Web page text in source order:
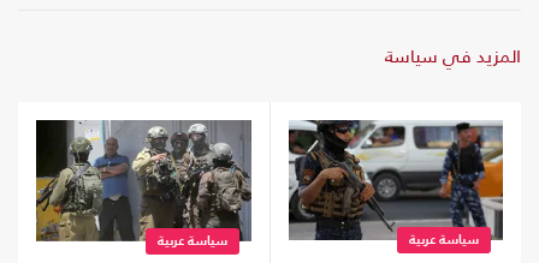
المزيد في سياسة
سياسة عربية سياسة عربية